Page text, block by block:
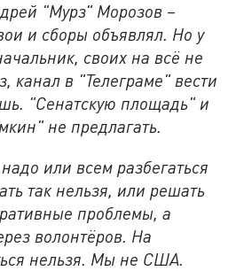
"Мурз" Морозов –
и сборы объявлял. Но у
своих на всё не
канал в "Телеграме" вести
"Сенатскую площадь" и
не предлагать.
или всем разбегаться
так нельзя, или решать
проблемы, а
волонтёров. На
нельзя. Мы не США.